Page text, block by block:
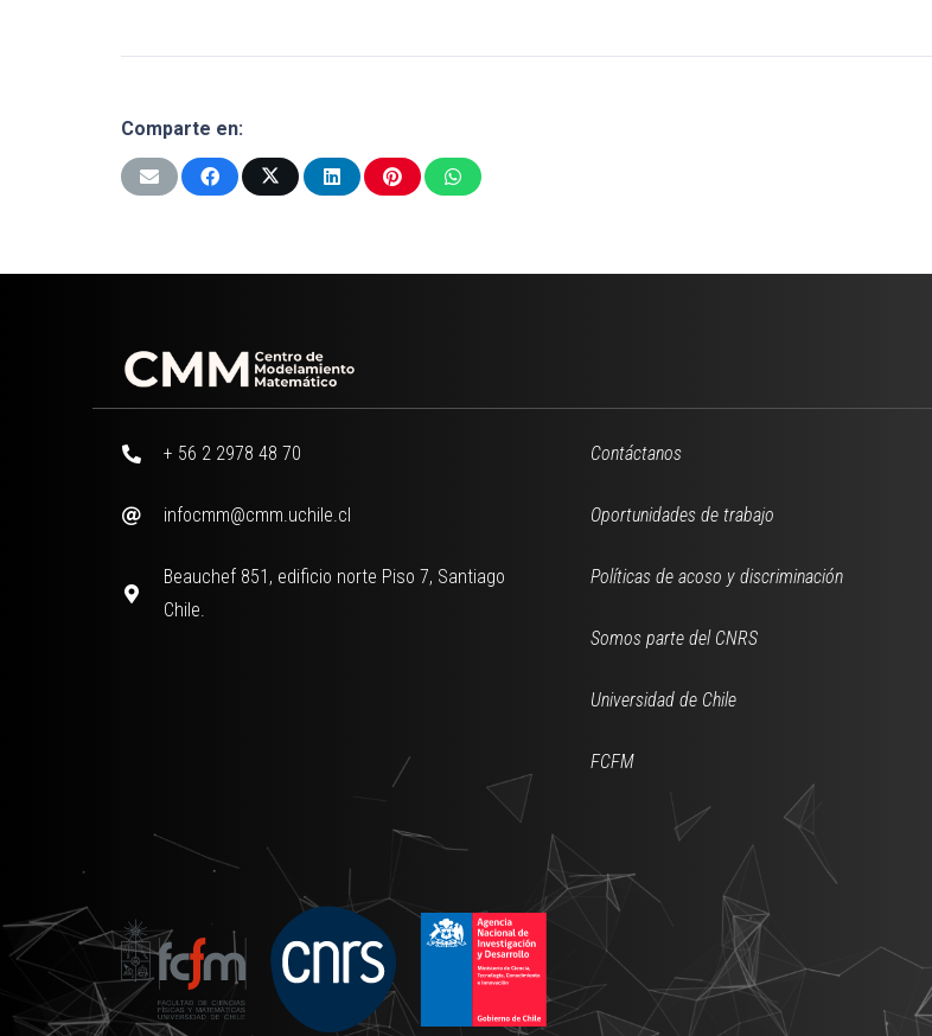
Comparte en:
+ 56 2 2978 48 70
infocmm@cmm.uchile.cl
Beauchef 851, edificio norte Piso 7, Santiago
Chile.
Contáctanos
Oportunidades de trabajo
Políticas de acoso y discriminación
Somos parte del CNRS
Universidad de Chile
FCFM